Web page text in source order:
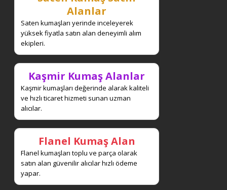
Alanlar
Saten kumaşları yerinde inceleyerek
yüksek fiyatla satın alan deneyimli alım
ekipleri.
Kaşmir Kumaş Alanlar
Kaşmir kumaşları değerinde alarak kaliteli
ve hızlı ticaret hizmeti sunan uzman
alıcılar.
Flanel Kumaş Alan
Flanel kumaşları toplu ve parça olarak
satın alan güvenilir alıcılar hızlı ödeme
yapar.